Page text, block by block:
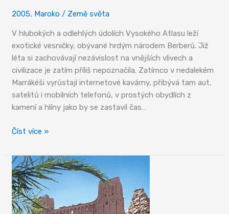
2005, Maroko / Země světa
V hlubokých a odlehlých údolích Vysokého Atlasu leží
exotické vesničky, obývané hrdým národem Berberů. Již
léta si zachovávají nezávislost na vnějších vlivech a
civilizace je zatím příliš nepoznačila. Zatímco v nedalekém
Marrákéši vyrůstají internetové kavárny, přibývá tam aut,
satelitů i mobilních telefonů, v prostých obydlích z
kamení a hlíny jako by se zastavil čas…
Vesničky
kamení
a
hlíny
Číst více »